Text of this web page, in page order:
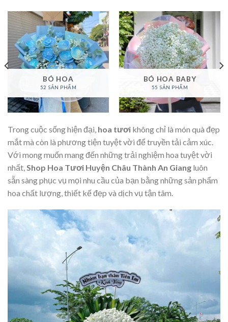
BÓ HOA
52 SẢN PHẨM
BÓ HOA BABY
55 SẢN PHẨM
Trong cuộc sống hiện đại, hoa tươi không chỉ là món quà đẹp
mắt mà còn là phương tiện tuyệt vời để truyền tải cảm xúc.
Với mong muốn mang đến những trải nghiệm hoa tuyệt vời
nhất, Shop Hoa Tươi Huyện Châu Thành An Giang luôn
sẵn sàng phục vụ mọi nhu cầu của bạn bằng những sản phẩm
hoa chất lượng, thiết kế đẹp và dịch vụ tận tâm.